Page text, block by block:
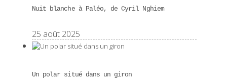
Nuit blanche à Paléo, de Cyril Nghiem
25 août 2025
Un polar situé dans un giron